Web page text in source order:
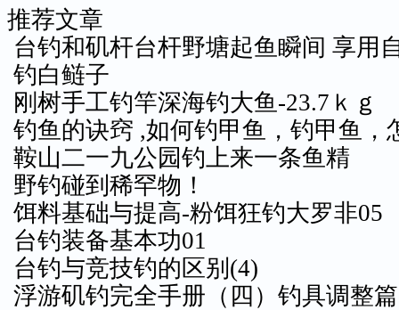
推荐文章
台钓和矶杆台杆野塘起鱼瞬间 享用
钓白鲢子
刚树手工钓竿深海钓大鱼-23.7ｋｇ
钓鱼的诀窍 ,如何钓甲鱼，钓甲鱼
鞍山二一九公园钓上来一条鱼精
野钓碰到稀罕物！
饵料基础与提高-粉饵狂钓大罗非05
台钓装备基本功01
台钓与竞技钓的区别(4)
浮游矶钓完全手册（四）钓具调整篇